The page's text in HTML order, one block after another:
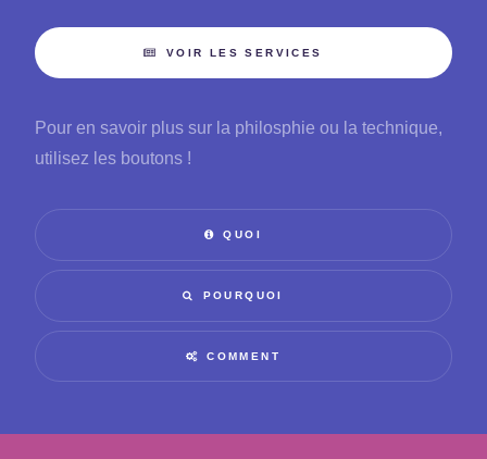
VOIR LES SERVICES
Pour en savoir plus sur la philosphie ou la technique,
utilisez les boutons !
QUOI
POURQUOI
COMMENT